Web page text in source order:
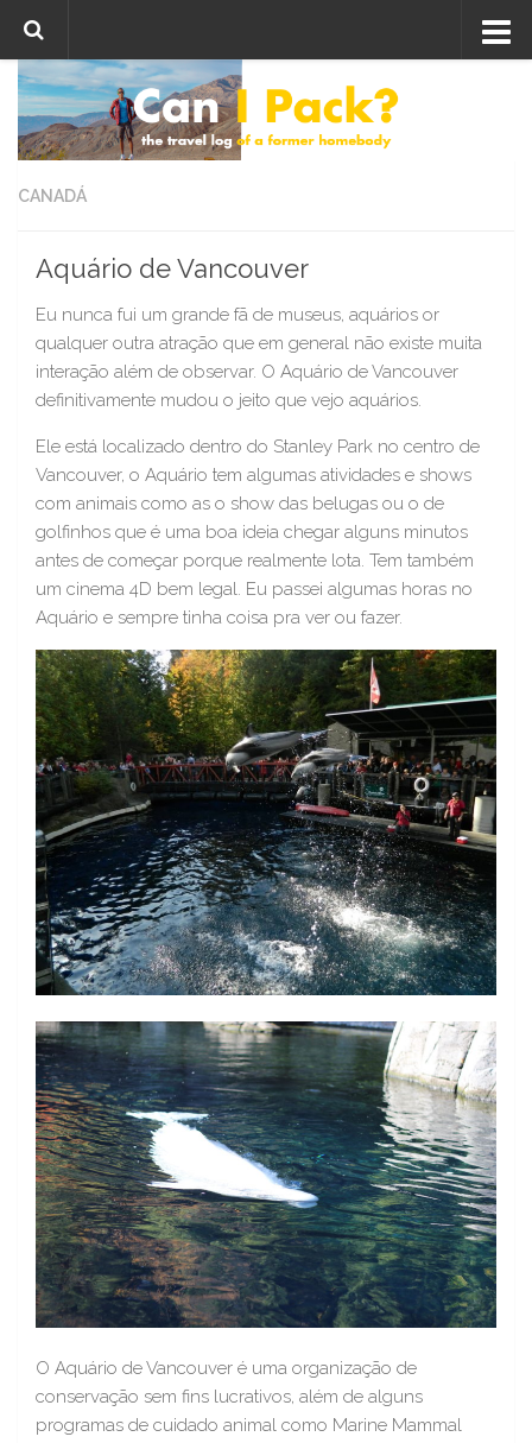
Skip to content
CANADÁ
Aquário de Vancouver
Eu nunca fui um grande fã de museus, aquários or
qualquer outra atração que em general não existe muita
interação além de observar. O Aquário de Vancouver
definitivamente mudou o jeito que vejo aquários.
Ele está localizado dentro do Stanley Park no centro de
Vancouver, o Aquário tem algumas atividades e shows
com animais como as o show das belugas ou o de
golfinhos que é uma boa ideia chegar alguns minutos
antes de começar porque realmente lota. Tem também
um cinema 4D bem legal. Eu passei algumas horas no
Aquário e sempre tinha coisa pra ver ou fazer.
O Aquário de Vancouver é uma organização de
conservação sem fins lucrativos, além de alguns
programas de cuidado animal como Marine Mammal